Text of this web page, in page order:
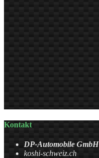
Kontakt
DP-Automobile GmbH
koshi-schweiz.ch